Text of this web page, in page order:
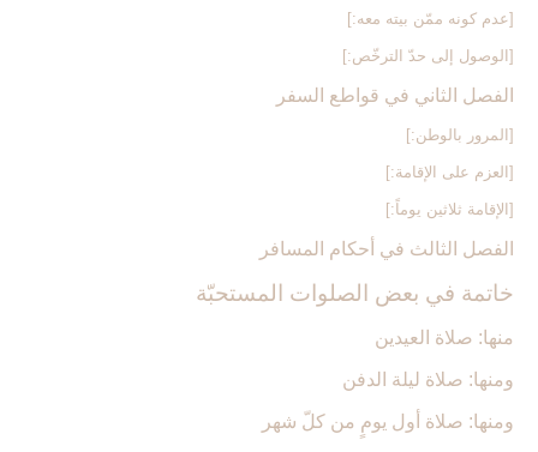
[عدم كونه ممّن بيته معه:]
[الوصول إلى حدّ الترخّص:]
الفصل الثاني في قواطع السفر
[المرور بالوطن:]
[العزم على الإقامة:]
[الإقامة ثلاثين يوماً:]
الفصل الثالث في أحكام المسافر
خاتمة في بعض الصلوات المستحبّة
منها: صلاة العيدين‏
ومنها: صلاة ليلة الدفن‏
ومنها: صلاة أول يومٍ من كلّ شهر